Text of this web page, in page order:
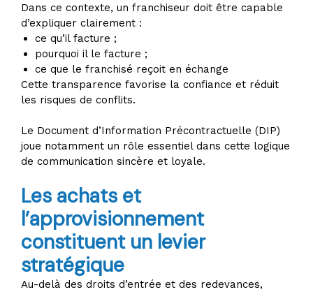
Dans ce contexte, un franchiseur doit être capable
d’expliquer clairement :
ce qu’il facture ;
pourquoi il le facture ;
ce que le franchisé reçoit en échange
Cette transparence favorise la confiance et réduit
les risques de conflits.
Le Document d’Information Précontractuelle (DIP)
joue notamment un rôle essentiel dans cette logique
de communication sincère et loyale.
Les achats et
l’approvisionnement
constituent un levier
stratégique
Au-delà des droits d’entrée et des redevances,